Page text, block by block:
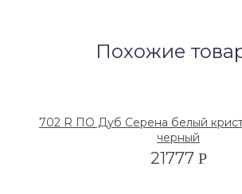
Похожие
702 R ПО Дуб Серена белый
черный
21777 Р